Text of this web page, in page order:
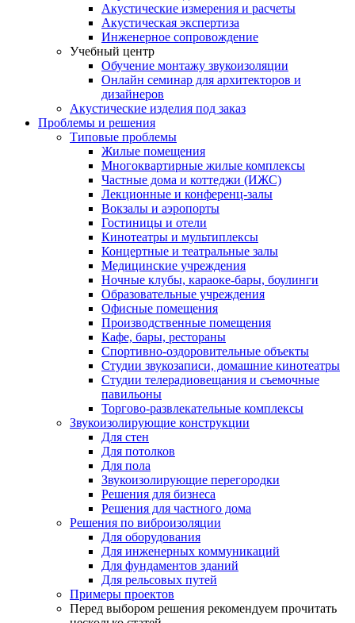
Акустические измерения и расчеты
Акустическая экспертиза
Инженерное сопровождение
Учебный центр
Обучение монтажу звукоизоляции
Онлайн семинар для архитекторов и
дизайнеров
Акустические изделия под заказ
Проблемы и решения
Типовые проблемы
Жилые помещения
Многоквартирные жилые комплексы
Частные дома и коттеджи (ИЖС)
Лекционные и конференц-залы
Вокзалы и аэропорты
Гостиницы и отели
Кинотеатры и мультиплексы
Концертные и театральные залы
Медицинские учреждения
Ночные клубы, караоке-бары, боулинги
Образовательные учреждения
Офисные помещения
Производственные помещения
Кафе, бары, рестораны
Спортивно-оздоровительные объекты
Студии звукозаписи, домашние кинотеатры
Студии телерадиовещания и съемочные
павильоны
Торгово-развлекательные комплексы
Звукоизолирующие конструкции
Для стен
Для потолков
Для пола
Звукоизолирующие перегородки
Решения для бизнеса
Решения для частного дома
Решения по виброизоляции
Для оборудования
Для инженерных коммуникаций
Для фундаментов зданий
Для рельсовых путей
Примеры проектов
Перед выбором решения рекомендуем прочитать